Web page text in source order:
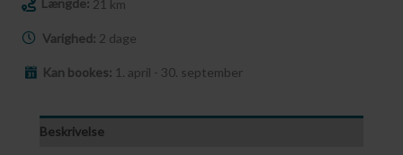
21 km
Varighed: 2 dage
Kan bookes: 1. april - 30. september
Beskrivelse